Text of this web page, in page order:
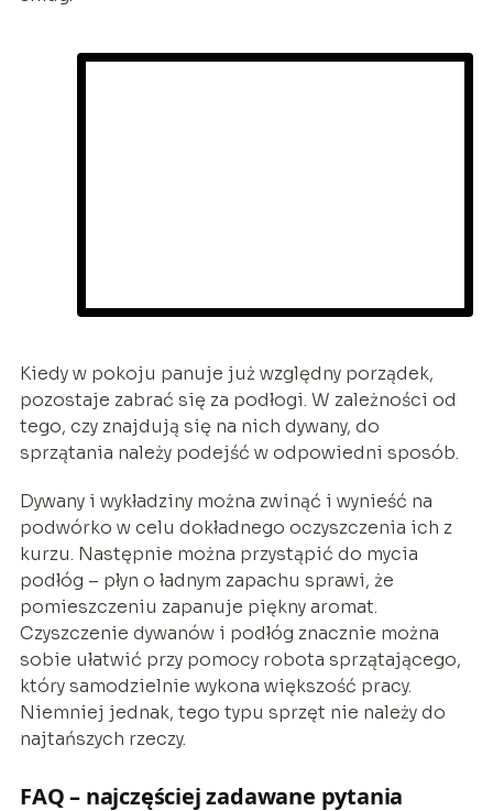
Kiedy w pokoju panuje już względny porządek,
pozostaje zabrać się za podłogi. W zależności od
tego, czy znajdują się na nich dywany, do
sprzątania należy podejść w odpowiedni sposób.
Dywany i wykładziny można zwinąć i wynieść na
podwórko w celu dokładnego oczyszczenia ich z
kurzu. Następnie można przystąpić do mycia
podłóg – płyn o ładnym zapachu sprawi, że
pomieszczeniu zapanuje piękny aromat.
Czyszczenie dywanów i podłóg znacznie można
sobie ułatwić przy pomocy robota sprzątającego,
który samodzielnie wykona większość pracy.
Niemniej jednak, tego typu sprzęt nie należy do
najtańszych rzeczy.
FAQ – najczęściej zadawane pytania